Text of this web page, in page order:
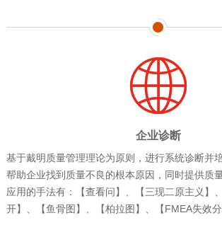
企业诊断
基于戴明质量管理理论为原则，进行系统诊断并
帮助企业找到质量不良的根本原因，同时提供质
应用的手法有：【查看问】、【三现二原主义】
开】、【鱼骨图】、【柏拉图】、【FMEA失效分